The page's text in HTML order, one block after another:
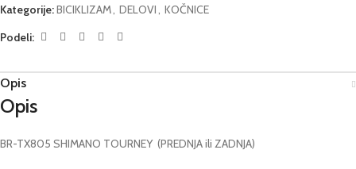
Kategorije:BICIKLIZAM, DELOVI, KOČNICE
Podeli:
Opis
Opis
BR-TX805 SHIMANO TOURNEY (PREDNJA ili ZADNJA)